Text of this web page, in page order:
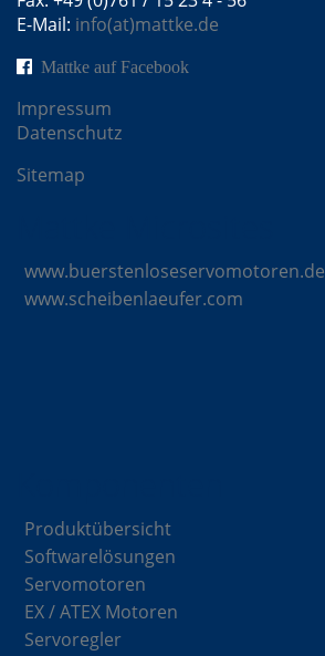
E-Mail: info(at)mattke.de
Mattke auf Facebook
Impressum
Datenschutz
Sitemap
www.buerstenloseservomotoren.de
www.scheibenlaeufer.com
Produktübersicht
Softwarelösungen
Servomotoren
EX / ATEX Motoren
Servoregler